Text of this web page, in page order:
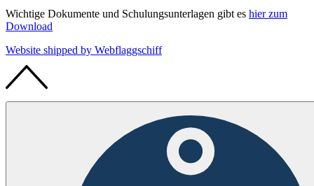
Wichtige Dokumente und Schulungsunterlagen gibt es hier zum
Download
Website shipped by Webflaggschiff